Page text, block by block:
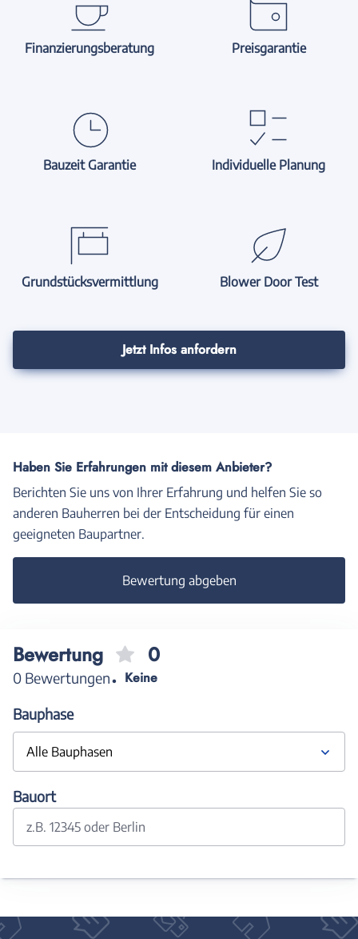
Finanzierungsberatung Preisgarantie
Bauzeit Garantie Individuelle Planung
Grundstücksvermittlung Blower Door Test
Jetzt Infos anfordern
Haben Sie Erfahrungen mit diesem Anbieter?
Berichten Sie uns von Ihrer Erfahrung und helfen Sie so
anderen Bauherren bei der Entscheidung für einen
geeigneten Baupartner.
Bewertung abgeben
Bewertung 0
0 Bewertungen
Keine
Bauphase
Alle Bauphasen
Bauort
z.B. 12345 oder Berlin